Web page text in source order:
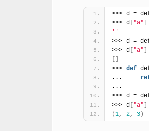
>>> d =
>>> d "a"
''
>>> d =
>>> d "a"
>>> def
...
...
>>> d =
>>> d "a"
(1, 2, 3 )